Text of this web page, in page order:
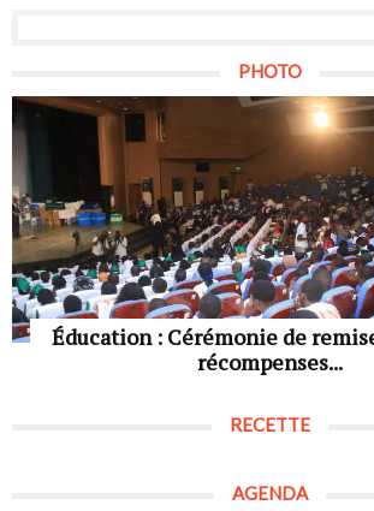
PHOTO
Éducation : Cérémonie de
récompenses...
RECETTE
AGENDA